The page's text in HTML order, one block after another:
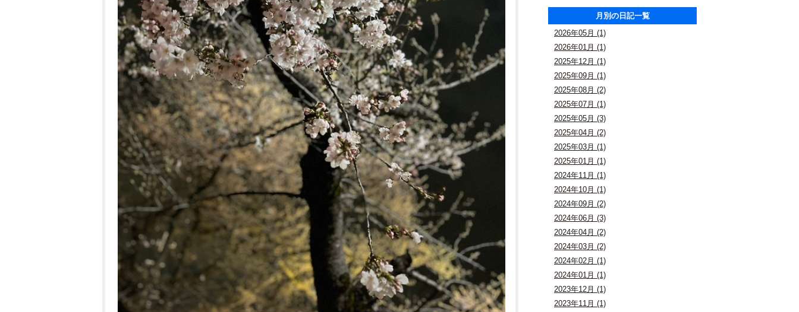
月別の日記一覧
2026年05月 (1)
2026年01月 (1)
2025年12月 (1)
2025年09月 (1)
2025年08月 (2)
2025年07月 (1)
2025年05月 (3)
2025年04月 (2)
2025年03月 (1)
2025年01月 (1)
2024年11月 (1)
2024年10月 (1)
2024年09月 (2)
2024年06月 (3)
2024年04月 (2)
2024年03月 (2)
2024年02月 (1)
2024年01月 (1)
2023年12月 (1)
2023年11月 (1)